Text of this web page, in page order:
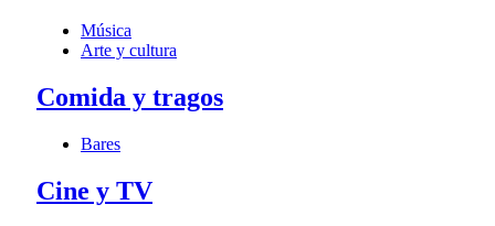
Música
Arte y cultura
Comida y tragos
Bares
Cine y TV